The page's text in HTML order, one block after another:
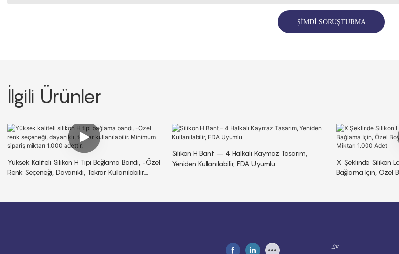
ŞIMDI SORUŞTURMA
İlgili Ürünler
Yüksek Kaliteli Silikon H Tipi Bağlama Bandı, -Özel
Renk Seçeneği, Dayanıklı, Tekrar Kullanılabilir.
Silikon H Bant – 4 Halkalı Kaymaz Tasarım,
Yeniden Kullanılabilir, FDA Uyumlu
X Şeklinde Silikon
Bağlama İçin, Özel
Ev